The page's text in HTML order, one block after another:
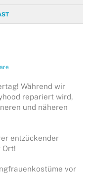
Während wir
repariert wird,
und näheren
entzückender
Ort!
vor